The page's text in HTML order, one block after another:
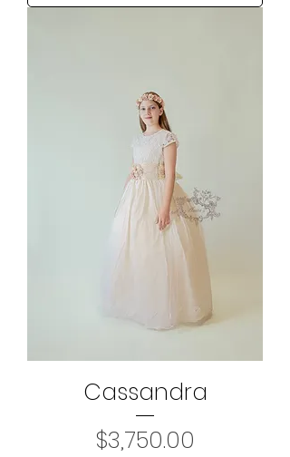
Cassandra
Precio
$3,750.00